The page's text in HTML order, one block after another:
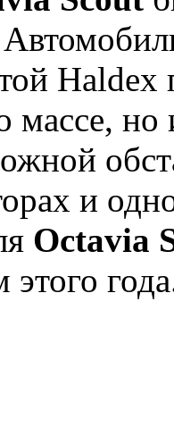
Haldex
массе,
и
Octavia
этого